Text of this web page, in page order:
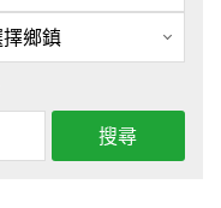
搜尋